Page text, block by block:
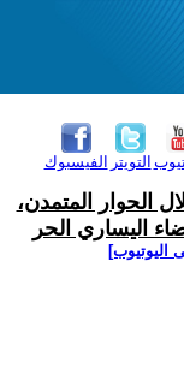
الفيسبوك التويتر
الحوار المتمدن،
اليساري الحر
اليوتيوب]